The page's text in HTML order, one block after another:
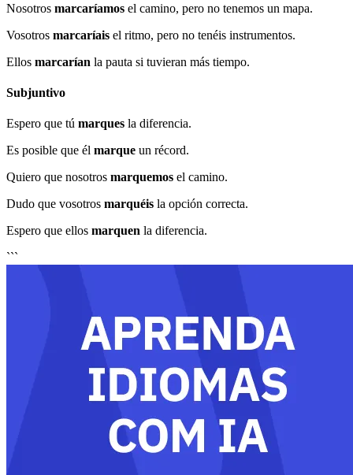
Nosotros marcaríamos el camino, pero no tenemos un mapa.
Vosotros marcaríais el ritmo, pero no tenéis instrumentos.
Ellos marcarían la pauta si tuvieran más tiempo.
Subjuntivo
Espero que tú marques la diferencia.
Es posible que él marque un récord.
Quiero que nosotros marquemos el camino.
Dudo que vosotros marquéis la opción correcta.
Espero que ellos marquen la diferencia.
```